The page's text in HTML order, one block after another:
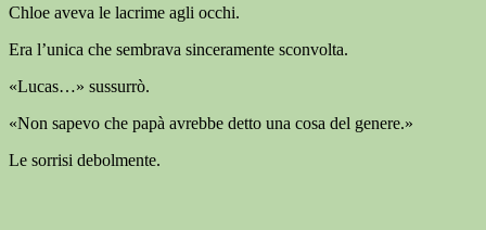
Chloe aveva le lacrime agli occhi.
Era l’unica che sembrava sinceramente sconvolta.
«Lucas…» sussurrò.
«Non sapevo che papà avrebbe detto una cosa del genere.»
Le sorrisi debolmente.